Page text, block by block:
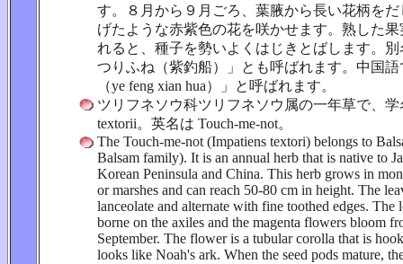
す。８月から９月ごろ、葉腋から長い花柄を
げたような赤紫色の花を咲かせます。熟した
れると、種子を勢いよくはじきとばします。
つりふね（紫釣船）」とも呼ばれます。中国
（ye feng xian hua）」と呼ばれます。
ツリフネソウ科ツリフネソウ属の一年草で、学
textorii。英名は Touch-me-not。
The Touch-me-not (Impatiens textori) belongs to
Balsam family). It is an annual herb that is native to
Korean Peninsula and China. This herb grows in
or marshes and can reach 50-80 cm in height. The
lanceolate and alternate with fine toothed edges. The
borne on the axiles and the magenta flowers bloom
September. The flower is a tubular corolla that is
looks like Noah's ark. When the seed pods mature,